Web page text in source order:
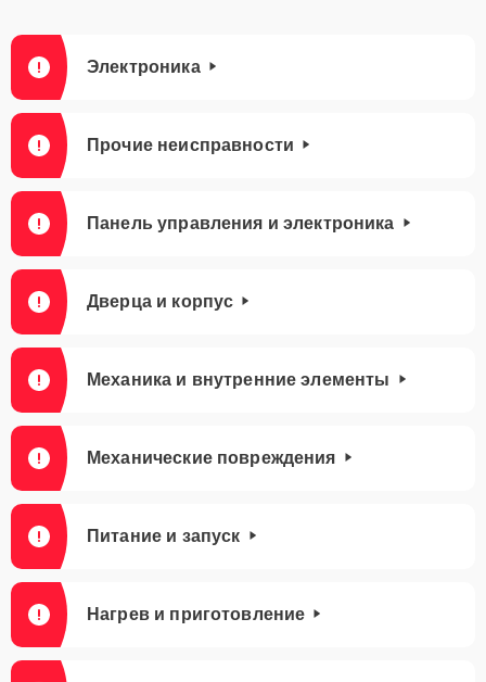
Электроника
Прочие неисправности
Панель управления и электроника
Дверца и корпус
Механика и внутренние элементы
Механические повреждения
Питание и запуск
Нагрев и приготовление